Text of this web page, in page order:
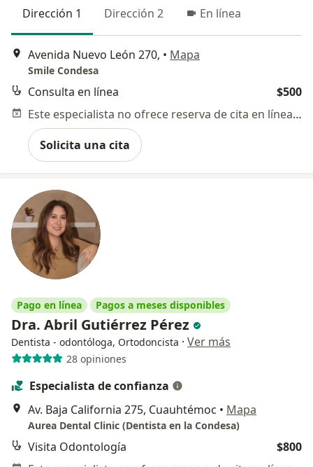
Dirección 1
Dirección 2 En línea
Avenida Nuevo León 270, • Mapa
Smile Condesa
Consulta en línea
$500
Este especialista no ofrece reserva de cita en línea en esta dirección.
Solicita una cita
Pago en línea Pagos a meses disponibles
Dra. Abril Gutiérrez Pérez
Dentista - odontóloga, Ortodoncista · Ver más
28 opiniones
Especialista de confianza
Av. Baja California 275, Cuauhtémoc • Mapa
Aurea Dental Clinic (Dentista en la Condesa)
Visita Odontología
$800